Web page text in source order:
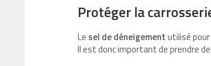
Protéger la
Le sel de déneigementutilisé
Il est donc important de prendre